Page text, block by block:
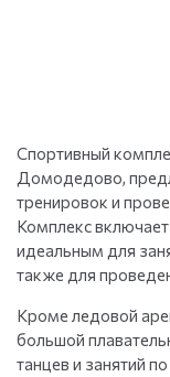
Спортивный
Домодедово,
тренировок и
Комплекс включает
идеальным для
также для
Кроме ледовой
большой
танцев и занятий